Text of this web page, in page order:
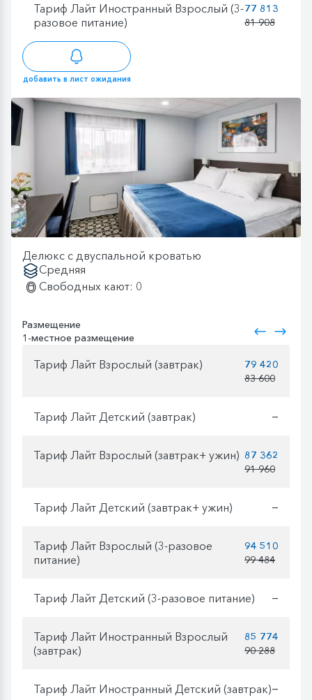
Тариф Лайт Иностранный Взрослый (3-
разовое питание)
77 813
81 908
добавить в лист ожидания
Делюкс с двуспальной кроватью
Средняя
Свободных кают: 0
Размещение
1-местное размещение
Тариф Лайт Взрослый (завтрак)
79 420
83 600
Тариф Лайт Детский (завтрак) —
Тариф Лайт Взрослый (завтрак+ ужин) 87 362
91 960
Тариф Лайт Детский (завтрак+ ужин) —
Тариф Лайт Взрослый (3-разовое
питание)
94 510
99 484
Тариф Лайт Детский (3-разовое питание) —
Тариф Лайт Иностранный Взрослый
(завтрак)
85 774
90 288
Тариф Лайт Иностранный Детский (завтрак)—